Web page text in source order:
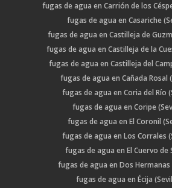
fugas de agua en Carrión de los
fugas de agua en Casariche
fugas de agua en Castilleja de
fugas de agua en Castilleja de la
fugas de agua en Castilleja del
fugas de agua en Cañada Rosal
fugas de agua en Coria del Río
fugas de agua en Coripe
fugas de agua en El Coronil
fugas de agua en Los Corrales
fugas de agua en El Cuervo de
fugas de agua en Dos Hermanas
fugas de agua en Écija